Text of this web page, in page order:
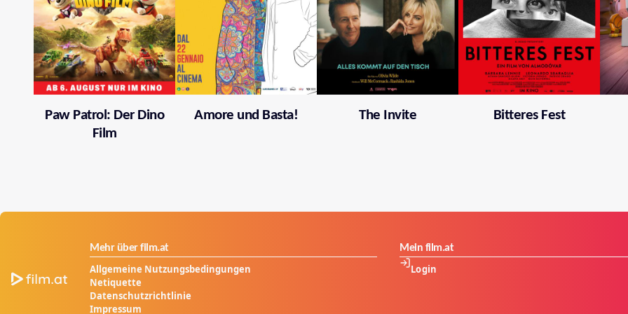
Paw Patrol: Der Dino
Film
Amore und Basta! The Invite Bitteres Fest
Mehr über film.at
Allgemeine Nutzungsbedingungen
Netiquette
Datenschutzrichtlinie
Impressum
Mein film.at
Login